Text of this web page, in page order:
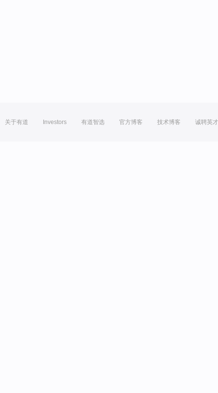
关于有道 Investors 有道智选 官方博客 技术博客 诚聘英才